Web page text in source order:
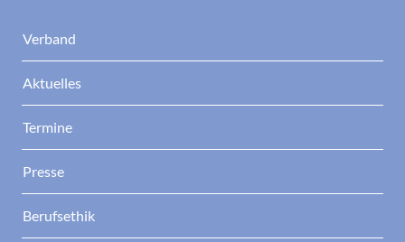
Verband
Aktuelles
Termine
Presse
Berufsethik